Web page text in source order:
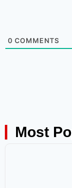
0 COMMENTS
Most